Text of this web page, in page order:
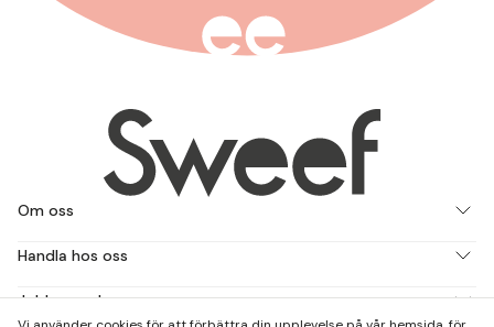
Om oss
Handla hos oss
Jobba med oss